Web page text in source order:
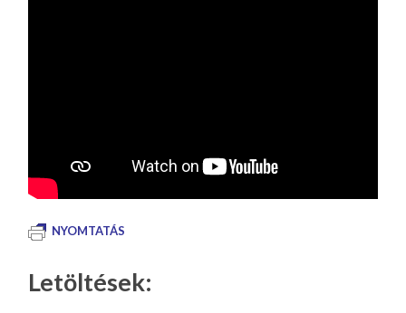
NYOMTATÁS
Letöltések: